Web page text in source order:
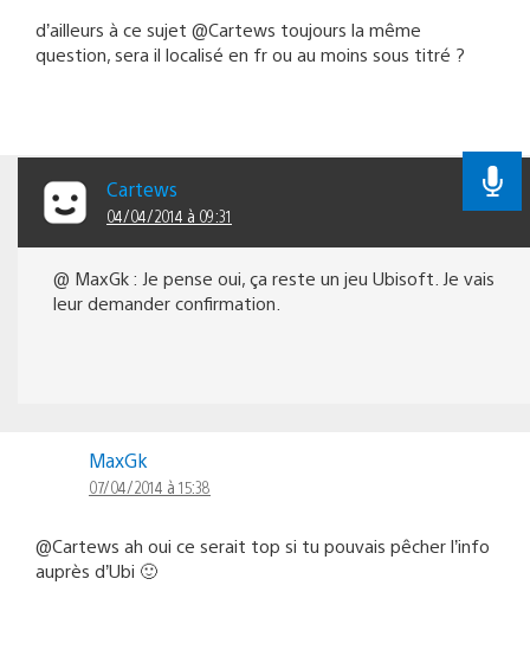
d’ailleurs à ce sujet @Cartews toujours la même
question, sera il localisé en fr ou au moins sous titré ?
Cartews
04/04/2014 à 09:31
@ MaxGk : Je pense oui, ça reste un jeu Ubisoft. Je vais
leur demander confirmation.
MaxGk
07/04/2014 à 15:38
@Cartews ah oui ce serait top si tu pouvais pêcher l’info
auprès d’Ubi 🙂